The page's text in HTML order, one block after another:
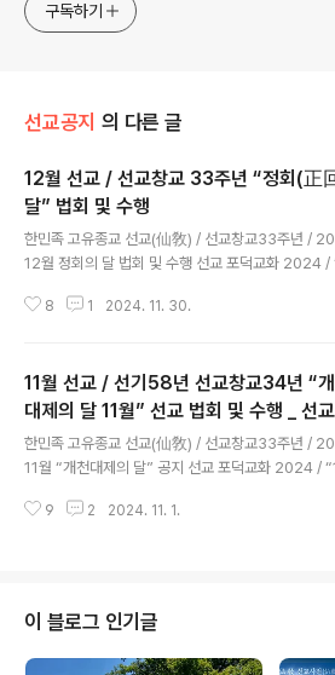
구독하기
선교공지 의 다른 글
12월 선교 / 선교창교 33주년 “정회(正
달” 법회 및 수행
한민족 고유종교 선교(仙敎) / 선교창교33주년 /
12월 정회의 달 법회 및 수행 선교 포덕교화 2024 /
8년 선교창교34년 / 내 마음속 하느님성전, 선리 삼천
命 환인(桓因) 하느님의 향훈(嚮暈)과 선교 교조(仙
祖) 취정원사(聚正元師)님의 교화(敎化) 아래, 선교
敎) 수행대중과 선교인 모두 “내 마음속 하느님성전”
“천지인합일 신성회복”을 이룹니다.출처:
교창교 34년, 선교 창교주, 취정원사, 한민족 고유종
8 1 2024. 11. 30.
11월 선교 / 선기58년 선교창교34년 “
대제의 달 11월” 선교 법회 및 수행 _ 선
지
한민족 고유종교 선교(仙敎) / 선교창교33주년 /
11월 “개천대제의 달” 공지 선교 포덕교화 2024 /
58년 선교창교34년 / 내 마음속 하느님성전, 선리 삼
敎祖) 취정원사(聚正元師)님의 교화(敎化) 아래, 선
(仙敎) 수행대중과 선교인 모두 “내 마음속 하느님성
서 “천지인합일 신성회복”을 이룹니다.출처:
9 2 2024. 11. 1.
이 블로그 인기글